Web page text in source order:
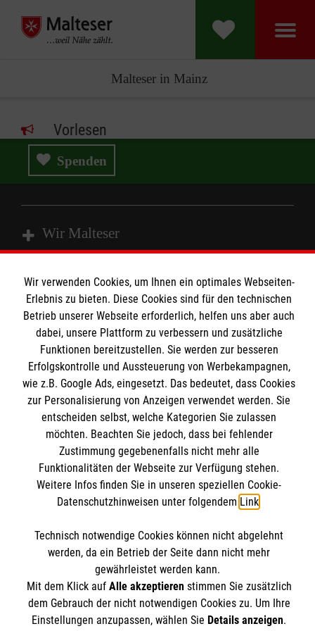
Malteser in Mainz
Vorlesen
Spenden
Wir Malteser
Spenden und Helfen
Angebote und Leistungen
Unsere Kurse
Mitwirken
Ansprechpartner
Standorte
Informationen
Kontakt
Impressum
Datenschutz
Medizinproduktesicherheit
Netiquette
Malteser online
Malteser bundesweit
Malteser im Bistum Mainz
Malteserorden
Malteser Jugend
Malteser International
Spendenkonto
Pax-Bank für Kirche und Caritas eG
IBAN: DE53 3706 0193 4004 3550 11
BIC: GENODED1PAX
Soziale Netzwerke
Der Malteser Hilfsdienst e.V. ist als eingetragene
gemeinnützige Organisation von der Körperschaft- und
Wir verwenden Cookies, um Ihnen ein optimales Webseiten-
Erlebnis zu bieten. Diese Cookies sind für den technischen
Betrieb unserer Webseite erforderlich, helfen uns aber auch
dabei, unsere Plattform zu verbessern und zusätzliche
Funktionen bereitzustellen. Sie werden zur besseren
Erfolgskontrolle und Aussteuerung von Werbekampagnen,
wie z.B. Google Ads, eingesetzt. Das bedeutet, dass Cookies
zur Personalisierung von Anzeigen verwendet werden. Sie
entscheiden selbst, welche Kategorien Sie zulassen
möchten. Beachten Sie jedoch, dass bei fehlender
Zustimmung gegebenenfalls nicht mehr alle
Funktionalitäten der Webseite zur Verfügung stehen.
Weitere Infos finden Sie in unseren speziellen Cookie-
Datenschutzhinweisen unter folgendem Link.
Technisch notwendige Cookies können nicht abgelehnt
werden, da ein Betrieb der Seite dann nicht mehr
gewährleistet werden kann.
Mit dem Klick auf Alle akzeptierenstimmen Sie zusätzlich
dem Gebrauch der nicht notwendigen Cookies zu. Um Ihre
Einstellungen anzupassen, wählen Sie Details anzeigen.